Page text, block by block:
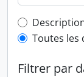
Top-level
Toutes les
Filtrer par